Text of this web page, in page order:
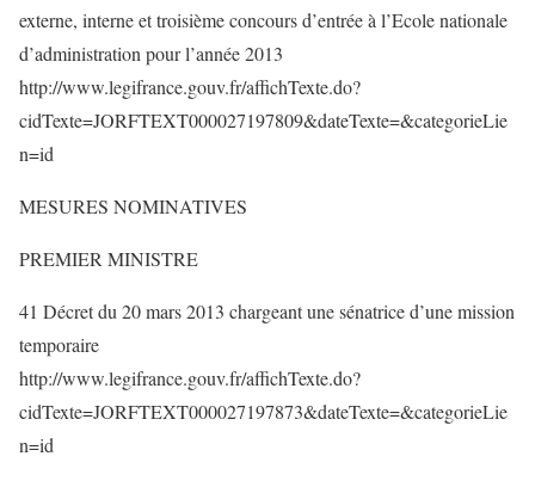
externe, interne et troisième concours d’entrée à l’Ecole nationale
d’administration pour l’année 2013
http://www.legifrance.gouv.fr/affichTexte.do?
cidTexte=JORFTEXT000027197809&dateTexte=&categorieLie
n=id
MESURES NOMINATIVES
PREMIER MINISTRE
41 Décret du 20 mars 2013 chargeant une sénatrice d’une mission
temporaire
http://www.legifrance.gouv.fr/affichTexte.do?
cidTexte=JORFTEXT000027197873&dateTexte=&categorieLie
n=id